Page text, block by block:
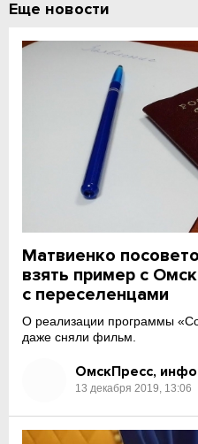
Еще новости
Матвиенко
взять пример с
с переселенцами
О реализации программы
даже сняли фильм.
ОмскПресс,
13 декабря 2019, 13:06